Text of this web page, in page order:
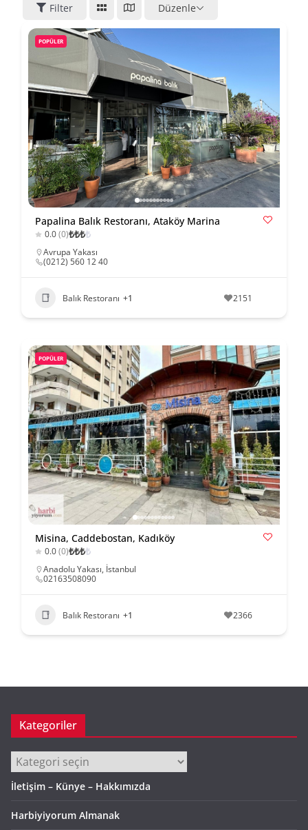
Filter
Düzenle
POPÜLER
Papalina Balık Restoranı, Ataköy Marina
0.0(0)₺₺₺₺
Avrupa Yakası
(0212) 560 12 40
Balık Restoranı +1 2151
POPÜLER
Misina, Caddebostan, Kadıköy
0.0(0)₺₺₺₺
Anadolu Yakası, İstanbul
02163508090
Balık Restoranı +1 2366
Kategoriler
Kategoriler
İletişim – Künye – Hakkımızda
Harbiyiyorum Almanak